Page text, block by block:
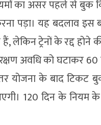
का असर पहले से बुक
पड़ा। यह बदलाव इस
ट्रेनों के रद्द होने
अवधि को घटाकर
योजना के बाद
120 दिन के नियम